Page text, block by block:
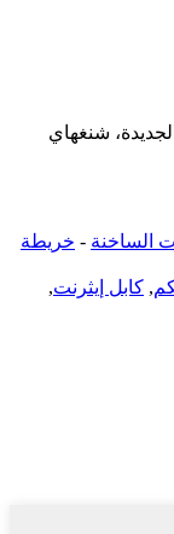
الجديدة، شنغهاي
الساخنة - خريطة
, كابل إيثرنت,